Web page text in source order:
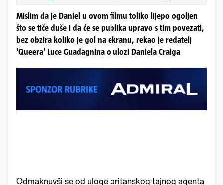
Mislim da je Daniel u ovom filmu toliko lijepo ogoljen
što se tiče duše i da će se publika upravo s tim povezati,
bez obzira koliko je gol na ekranu, rekao je redatelj
'Queera' Luce Guadagnina o ulozi Daniela Craiga
Odmaknuvši se od uloge britanskog tajnog agenta